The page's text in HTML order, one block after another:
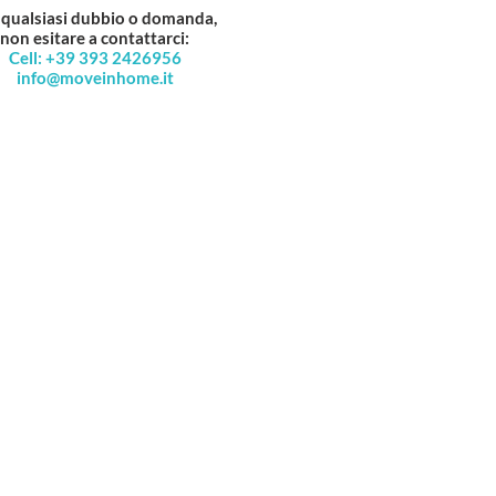
qualsiasi dubbio o domanda,
non esitare a contattarci:
Cell: +39 393 2426956
info@moveinhome.it